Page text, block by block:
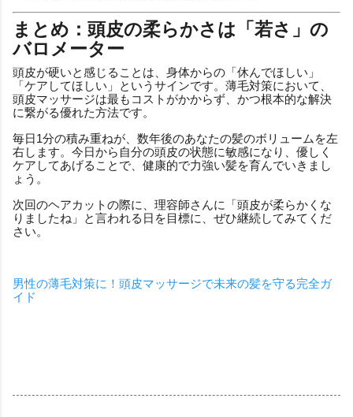
まとめ：頭皮の柔らかさは「若さ」の
バロメーター
頭皮が硬いと感じることは、身体からの「休んでほしい」
「ケアしてほしい」というサインです。薄毛対策において、
頭皮マッサージは最もコストがかからず、かつ根本的な解決
に繋がる優れた方法です。
毎日1分の積み重ねが、数年後のあなたの髪のボリュームを左
右します。今日から自分の頭皮の状態に敏感になり、優しく
ケアしてあげることで、健康的で力強い髪を育んでいきまし
ょう。
次回のヘアカットの際に、理容師さんに「頭皮が柔らかくな
りましたね」と言われる日を目標に、ぜひ継続してみてくだ
さい。
男性の薄毛対策に！頭皮マッサージで未来の髪を守る完全ガ
イド